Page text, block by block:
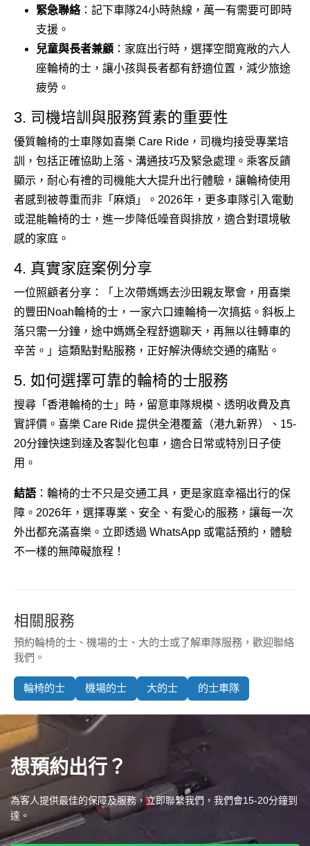
緊急聯絡：記下車隊24小時熱線，萬一有需要可即時
支援。
兒童與長者兼顧 ：家庭出行時，選擇空間寬敞的六人
座輪椅的士，讓小孩與長者都有舒適位置，減少旅途
疲勞。
3. 司機培訓與服務質素的重要性
優質輪椅的士車隊如喜樂 Care Ride，司機均接受專業培
訓，包括正確協助上落、溝通技巧及緊急處理。乘客反饋
顯示，耐心有禮的司機能大大提升出行體驗，讓輪椅使用
者感到被尊重而非「麻煩」。2026年，更多車隊引入電動
或混能輪椅的士，進一步降低噪音與排放，適合對環境敏
感的家庭。
4. 真實家庭案例分享
一位照顧者分享：「上次帶媽媽去沙田親友聚會，用喜樂
的豐田Noah輪椅的士，一家六口連輪椅一次搞掂。斜板上
落只需一分鐘，途中媽媽全程舒適聊天，再無以往轉車的
辛苦。」這類點對點服務，正好解決傳統交通的痛點。
5. 如何選擇可靠的輪椅的士服務
搜尋「香港輪椅的士」時，留意車隊規模、透明收費及真
實評價。喜樂 Care Ride 提供全港覆蓋（港九新界）、15-
20分鐘快速到達及客製化包車，適合日常或特別日子使
用。
結語 ：輪椅的士不只是交通工具，更是家庭幸福出行的保
障。2026年，選擇專業、安全、有愛心的服務，讓每一次
外出都充滿喜樂。立即透過 WhatsApp 或電話預約，體驗
不一樣的無障礙旅程！
相關服務
預約輪椅的士、機場的士、大的士或了解車隊服務，歡迎聯絡
我們。
輪椅的士 機場的士 大的士 的士車隊
想預約出行？
為客人提供最佳的保障及服務，立即聯繫我們，我們會15-20分鐘到
達。